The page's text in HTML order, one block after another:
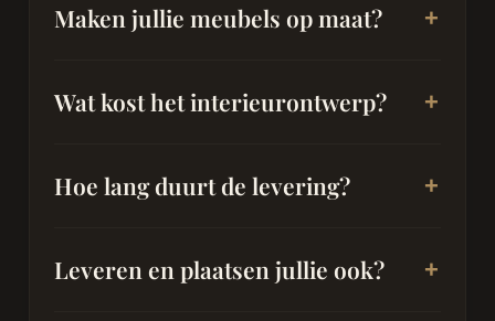
Maken jullie meubels op maat?
Wat kost het interieurontwerp?
Hoe lang duurt de levering?
Leveren en plaatsen jullie ook?